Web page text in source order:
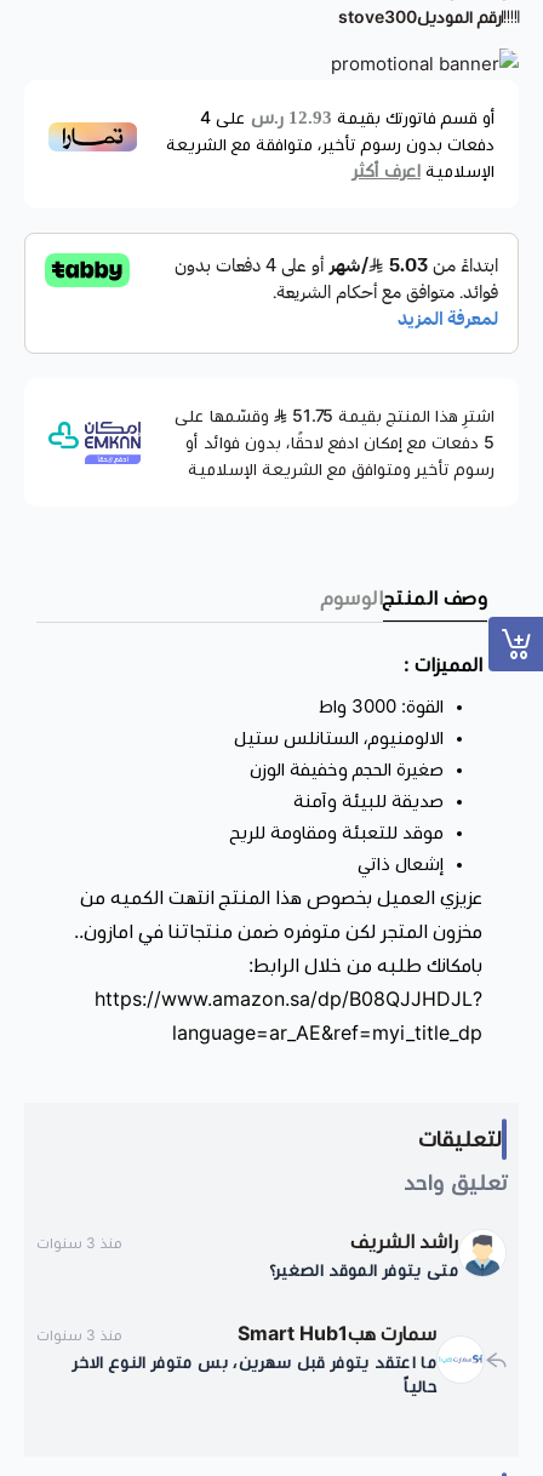
صغيرة الحجم وخفيفة الوزن
صديقة للبيئة وآمنة
إشعال ذاتي
عزيزي العميل بخصوص هذا المنتج انتهت الكميه من مخزون المتجر لكن
https://www.amazon.sa/dp/B08QJJHDJL?
language=ar_AE&ref=myi_title_dp
رقم الموديلstove300
أو قسم فاتورتك بقيمة 12.93 ر.س على 4
دفعات بدون رسوم تأخير، متوافقة مع الشريعة
الإسلامية اعرف أكثر
اشترِ هذا المنتج بقيمة 51.75
وقسّمها على
5 دفعات مع إمكان ادفع لاحقًا، بدون فوائد أو
رسوم تأخير ومتوافق مع الشريعة الإسلامية
وصف المنتجالوسوم
المميزات :
القوة: 3000 واط
الالومنيوم، الستانلس ستيل
صغيرة الحجم وخفيفة الوزن
صديقة للبيئة وآمنة
موقد للتعبئة ومقاومة للريح
إشعال ذاتي
عزيزي العميل بخصوص هذا المنتج انتهت الكميه من
مخزون المتجر لكن متوفره ضمن منتجاتنا في امازون..
بامكانك طلبه من خلال الرابط:
https://www.amazon.sa/dp/B08QJJHDJL?
language=ar_AE&ref=myi_title_dp
التعليقات
تعليق واحد
راشد الشريف منذ 3 سنوات
متى يتوفر الموقد الصغير؟
سمارت هبSmart Hub1 منذ 3 سنوات
ما اعتقد يتوفر قبل سهرين، بس متوفر النوع الاخر
حالياً